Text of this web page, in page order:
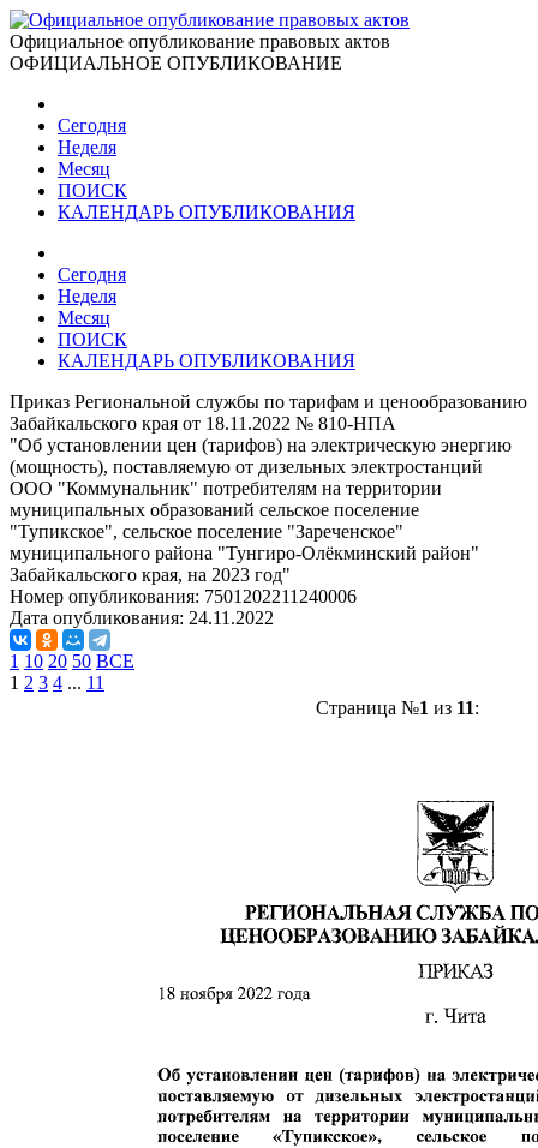
Официальное опубликование правовых актов
ОФИЦИАЛЬНОЕ ОПУБЛИКОВАНИЕ
Сегодня
Неделя
Месяц
ПОИСК
КАЛЕНДАРЬ ОПУБЛИКОВАНИЯ
Сегодня
Неделя
Месяц
ПОИСК
КАЛЕНДАРЬ ОПУБЛИКОВАНИЯ
Приказ Региональной службы по тарифам и ценообразованию
Забайкальского края от 18.11.2022 № 810-НПА
"Об установлении цен (тарифов) на электрическую энергию
(мощность), поставляемую от дизельных электростанций
ООО "Коммунальник" потребителям на территории
муниципальных образований сельское поселение
"Тупикское", сельское поселение "Зареченское"
муниципального района "Тунгиро-Олёкминский район"
Забайкальского края, на 2023 год"
Номер опубликования: 7501202211240006
Дата опубликования: 24.11.2022
1 10 20 50 ВСЕ
1 2 3 4 ... 11
Страница №1 из 11: